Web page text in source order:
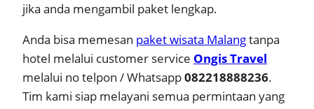
jika anda mengambil paket lengkap.
Anda bisa memesan paket wisata Malangtanpa
hotel melalui customer service Ongis Travel
melalui no telpon / Whatsapp082218888236.
Tim kami siap melayani semua permintaan yang